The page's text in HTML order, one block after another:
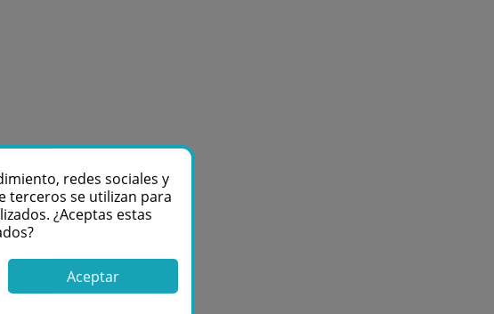
redes sociales y
terceros se utilizan para
¿Aceptas estas
Aceptar